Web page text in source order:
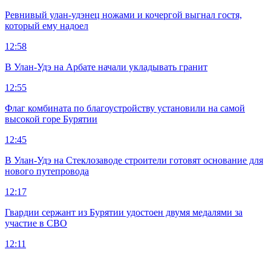
Ревнивый улан-удэнец ножами и кочергой выгнал гостя,
который ему надоел
12:58
В Улан-Удэ на Арбате начали укладывать гранит
12:55
Флаг комбината по благоустройству установили на самой
высокой горе Бурятии
12:45
В Улан-Удэ на Стеклозаводе строители готовят основание для
нового путепровода
12:17
Гвардии сержант из Бурятии удостоен двумя медалями за
участие в СВО
12:11